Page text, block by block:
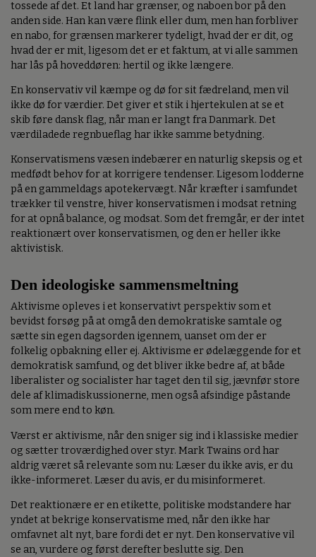
tossede af det. Et land har grænser, og naboen bor på den
anden side. Han kan være flink eller dum, men han forbliver
en nabo, for grænsen markerer tydeligt, hvad der er dit, og
hvad der er mit, ligesom det er et faktum, at vi alle sammen
har lås på hoveddøren: hertil og ikke længere.
En konservativ vil kæmpe og dø for sit fædreland, men vil
ikke dø for værdier. Det giver et stik i hjertekulen at se et
skib føre dansk flag, når man er langt fra Danmark. Det
værdiladede regnbueflag har ikke samme betydning.
Konservatismens væsen indebærer en naturlig skepsis og et
medfødt behov for at korrigere tendenser. Ligesom lodderne
på en gammeldags apotekervægt. Når kræfter i samfundet
trækker til venstre, hiver konservatismen i modsat retning
for at opnå balance, og modsat. Som det fremgår, er der intet
reaktionært over konservatismen, og den er heller ikke
aktivistisk.
Den ideologiske sammensmeltning
Aktivisme opleves i et konservativt perspektiv som et
bevidst forsøg på at omgå den demokratiske samtale og
sætte sin egen dagsorden igennem, uanset om der er
folkelig opbakning eller ej. Aktivisme er ødelæggende for et
demokratisk samfund, og det bliver ikke bedre af, at både
liberalister og socialister har taget den til sig, jævnfør store
dele af klimadiskussionerne, men også afsindige påstande
som mere end to køn.
Værst er aktivisme, når den sniger sig ind i klassiske medier
og sætter troværdighed over styr. Mark Twains ord har
aldrig været så relevante som nu: Læser du ikke avis, er du
ikke-informeret. Læser du avis, er du misinformeret.
Det reaktionære er en etikette, politiske modstandere har
yndet at bekrige konservatisme med, når den ikke har
omfavnet alt nyt, bare fordi det er nyt. Den konservative vil
se an, vurdere og først derefter beslutte sig. Den